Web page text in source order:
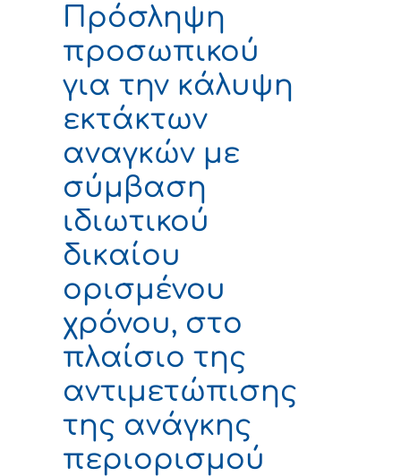
Πρόσληψη
προσωπικού
για την κάλυψη
εκτάκτων
αναγκών με
σύμβαση
ιδιωτικού
δικαίου
ορισμένου
χρόνου, στο
πλαίσιο της
αντιμετώπισης
της ανάγκης
περιορισμού